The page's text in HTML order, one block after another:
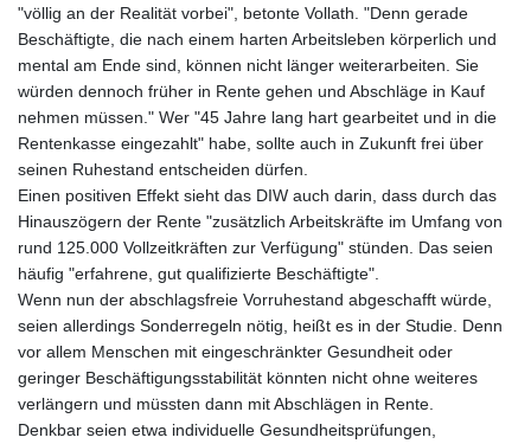
"völlig an der Realität vorbei", betonte Vollath. "Denn gerade
Beschäftigte, die nach einem harten Arbeitsleben körperlich und
mental am Ende sind, können nicht länger weiterarbeiten. Sie
würden dennoch früher in Rente gehen und Abschläge in Kauf
nehmen müssen." Wer "45 Jahre lang hart gearbeitet und in die
Rentenkasse eingezahlt" habe, sollte auch in Zukunft frei über
seinen Ruhestand entscheiden dürfen.
Einen positiven Effekt sieht das DIW auch darin, dass durch das
Hinauszögern der Rente "zusätzlich Arbeitskräfte im Umfang von
rund 125.000 Vollzeitkräften zur Verfügung" stünden. Das seien
häufig "erfahrene, gut qualifizierte Beschäftigte".
Wenn nun der abschlagsfreie Vorruhestand abgeschafft würde,
seien allerdings Sonderregeln nötig, heißt es in der Studie. Denn
vor allem Menschen mit eingeschränkter Gesundheit oder
geringer Beschäftigungsstabilität könnten nicht ohne weiteres
verlängern und müssten dann mit Abschlägen in Rente.
Denkbar seien etwa individuelle Gesundheitsprüfungen,